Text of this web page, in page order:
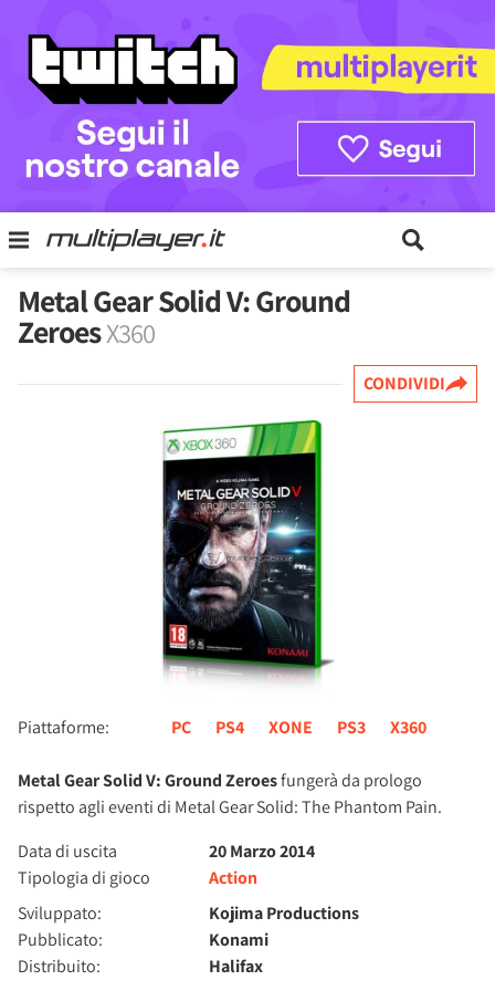
Metal Gear Solid V: Ground
ZeroesX360
CONDIVIDI
Piattaforme: PC PS4 XONE PS3 X360
Metal Gear Solid V: Ground Zeroesfungerà da prologo
rispetto agli eventi di Metal Gear Solid: The Phantom Pain.
Data di uscita
20 Marzo 2014
Tipologia di gioco
Action
Sviluppato:
Kojima Productions
Pubblicato:
Konami
Distribuito:
Halifax